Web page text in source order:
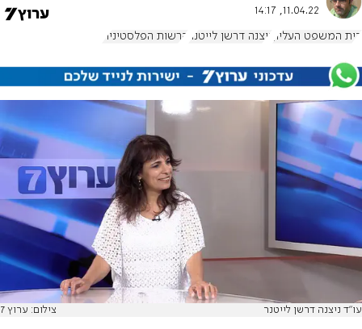
11.04.22, 14:17
בית המשפט העליון ניצנה דרשן לייטנר הרשות הפלסטינית
עו"ד ניצנה דרשן לייטנר צילום: ערוץ 7